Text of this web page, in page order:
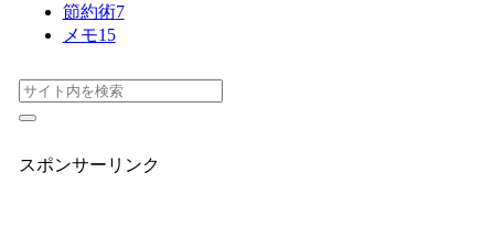
節約術7
メモ15
スポンサーリンク